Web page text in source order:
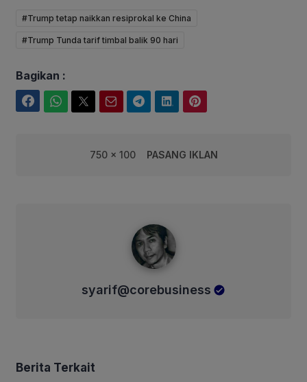
#Trump tetap naikkan resiprokal ke China
#Trump Tunda tarif timbal balik 90 hari
Bagikan :
750 x 100 PASANG IKLAN
syarif@corebusiness
Berita Terkait